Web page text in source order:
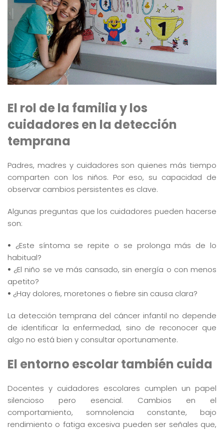
El rol de la familia y los
cuidadores en la detección
temprana
Padres, madres y cuidadores son quienes más tiempo
comparten con los niños. Por eso, su capacidad de
observar cambios persistentes es clave.
Algunas preguntas que los cuidadores pueden hacerse
son:
• ¿Este síntoma se repite o se prolonga más de lo
habitual?
• ¿El niño se ve más cansado, sin energía o con menos
apetito?
• ¿Hay dolores, moretones o fiebre sin causa clara?
La detección temprana del cáncer infantil no depende
de identificar la enfermedad, sino de reconocer que
algo no está bien y consultar oportunamente.
El entorno escolar también cuida
Docentes y cuidadores escolares cumplen un papel
silencioso pero esencial. Cambios en el
comportamiento, somnolencia constante, bajo
rendimiento o fatiga excesiva pueden ser señales que,